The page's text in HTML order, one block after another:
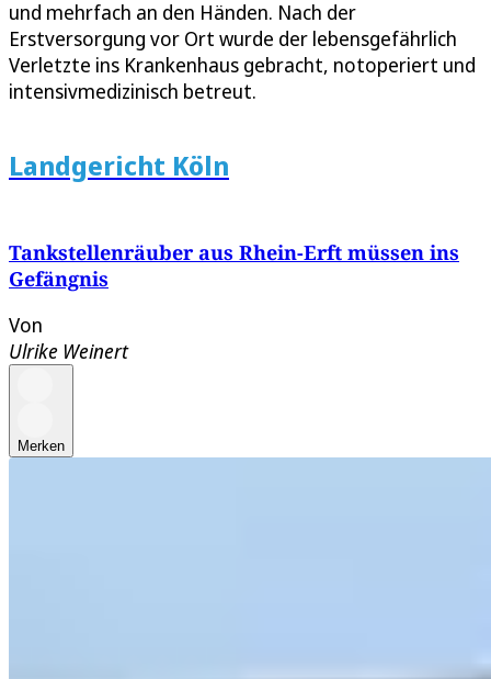
und mehrfach an den Händen. Nach der
Erstversorgung vor Ort wurde der lebensgefährlich
Verletzte ins Krankenhaus gebracht, notoperiert und
intensivmedizinisch betreut.
Landgericht Köln
Tankstellenräuber aus Rhein-Erft müssen ins
Gefängnis
Von
Ulrike Weinert
Merken